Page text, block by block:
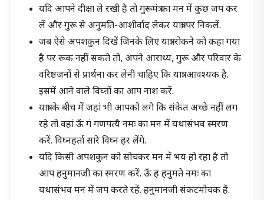
यदि आपने दीक्षा ले रखी है तो गुरूमंत्र का मन में कुछ जप कर
लें और गुरू से अनुमति-आशीर्वाद लेकर यात्रा पर निकलें.
जब ऐसे अपशकुन दिखें जिनके लिए यात्रा रोकने को कहा गया
है पर रूक नहीं सकते तो, अपने आराध्य, गुरू और परिवार के
वरिष्ठजनों से प्रार्थना कर लेनी चाहिए कि यात्रा आवश्यक है.
इसमें आने वाले विघ्ऩों का आप नाश करें.
यात्रा के बीच में जहां भी आपको लगे कि संकेत अच्छे नहीं लग
रहे तो वहां ऊँ गं गणपत्यै नमः का मन में यथासंभव स्मरण
करें. विघ्नहर्ता सारे विघ्न हर लेंगे.
यदि किसी अपशकुन को सोचकर मन में भय हो रहा है तो
आप हनुमानजी का स्मरण करें. ऊँ हं हनुमते नमः का
यथासंभव मन में जप करते रहें. हनुमानजी संकटमोचक हैं.